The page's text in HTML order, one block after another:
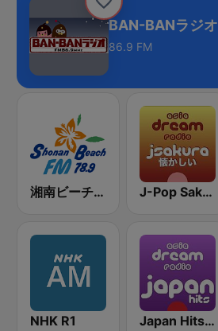
BAN-BANラジオ
86.9 FM
湘南ビーチFM (Shonan Beach FM) J-Pop Sakura 懐かしい
NHK R1 Japan Hits - Asia DREAM Radio